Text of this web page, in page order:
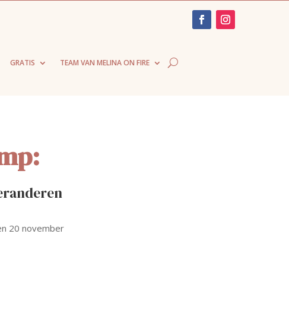
GRATIS TEAM VAN MELINA ON FIRE
20 november